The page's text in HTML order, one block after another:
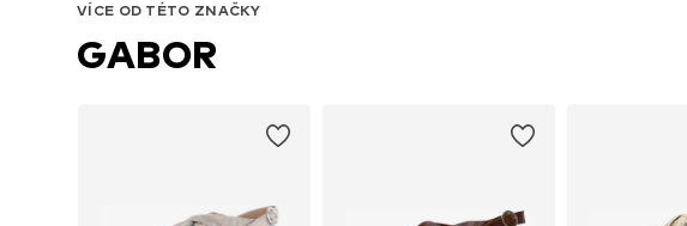
VÍCE OD TÉTO ZNAČKY
GABOR